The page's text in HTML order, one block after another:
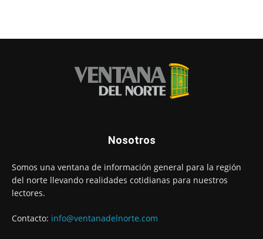
Nosotros
Somos una ventana de información general para la región
del norte llevando realidades cotidianas para nuestros
lectores.
Contacto: info@ventanadelnorte.com